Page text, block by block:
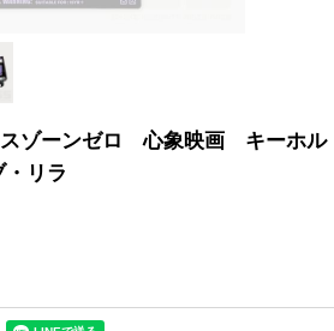
スゾーンゼロ 心象映画 キーホル
リラ